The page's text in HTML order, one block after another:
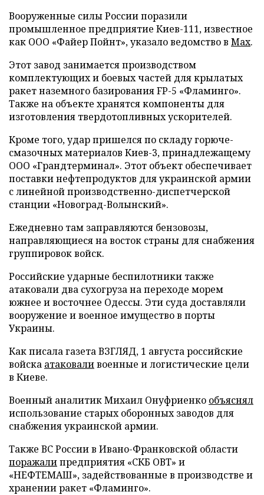
Вооруженные силы России поразили
промышленное предприятие Киев-111, известное
как ООО «Файер Пойнт», указало ведомство в Max.
Этот завод занимается производством
комплектующих и боевых частей для крылатых
ракет наземного базирования FP-5 «Фламинго».
Также на объекте хранятся компоненты для
изготовления твердотопливных ускорителей.
Кроме того, удар пришелся по складу горюче-
смазочных материалов Киев-3, принадлежащему
ООО «Грандтерминал». Этот объект обеспечивает
поставки нефтепродуктов для украинской армии
с линейной производственно-диспетчерской
станции «Новоград-Волынский».
Ежедневно там заправляются бензовозы,
направляющиеся на восток страны для снабжения
группировок войск.
Российские ударные беспилотники также
атаковали два сухогруза на переходе морем
южнее и восточнее Одессы. Эти суда доставляли
вооружение и военное имущество в порты
Украины.
Как писала газета ВЗГЛЯД, 1 августа российские
войска атаковаливоенные и логистические цели
в Киеве.
Военный аналитик Михаил Онуфриенко объяснял
использование старых оборонных заводов для
снабжения украинской армии.
Также ВС России в Ивано-Франковской области
поражалипредприятия «СКБ ОВТ» и
«НЕФТЕМАШ», задействованные в производстве и
хранении ракет «Фламинго».